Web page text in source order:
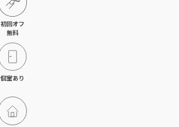
初回オフ
無料
個室あり